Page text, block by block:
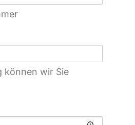
können wir Sie